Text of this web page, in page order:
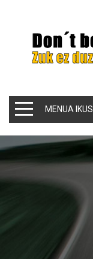
MENUA IKUSI